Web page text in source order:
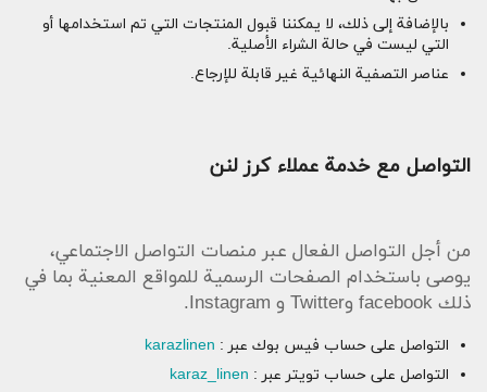
بالإضافة إلى ذلك، لا يمكننا قبول المنتجات التي تم استخدامها أو
التي ليست في حالة الشراء الأصلية.
عناصر التصفية النهائية غير قابلة للإرجاع.
التواصل مع خدمة عملاء كرز لنن
من أجل التواصل الفعال عبر منصات التواصل الاجتماعي،
يوصى باستخدام الصفحات الرسمية للمواقع المعنية بما في
ذلك facebook وTwitter و Instagram.
التواصل على حساب فيس بوك عبر : karazlinen
التواصل على حساب تويتر عبر : karaz_linen